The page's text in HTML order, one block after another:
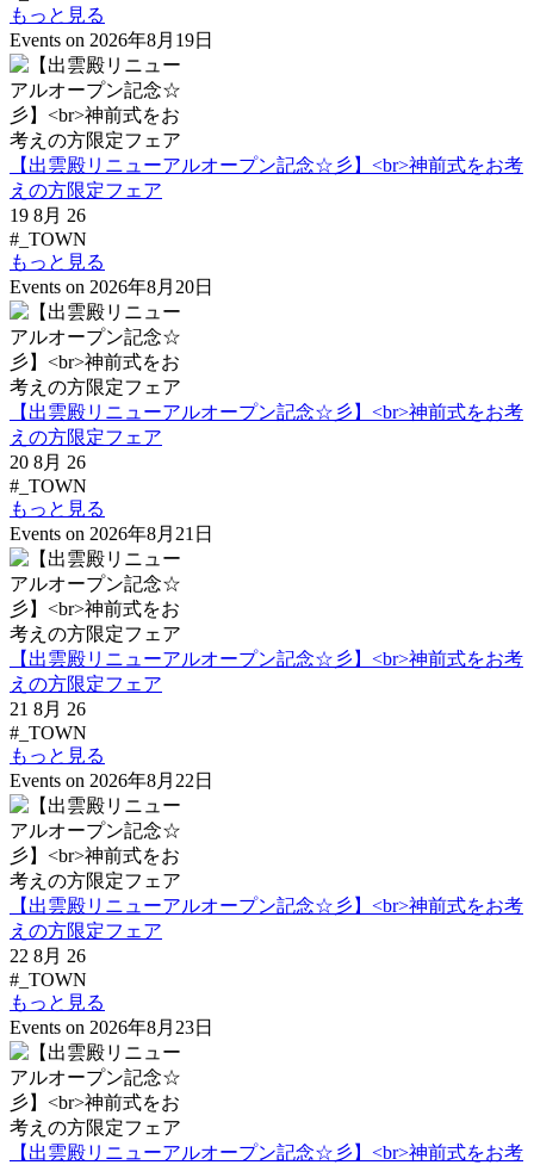
もっと見る
Events on 2026年8月19日
【出雲殿リニューアルオープン記念☆彡】<br>神前式をお考
えの方限定フェア
19 8月 26
#_TOWN
もっと見る
Events on 2026年8月20日
【出雲殿リニューアルオープン記念☆彡】<br>神前式をお考
えの方限定フェア
20 8月 26
#_TOWN
もっと見る
Events on 2026年8月21日
【出雲殿リニューアルオープン記念☆彡】<br>神前式をお考
えの方限定フェア
21 8月 26
#_TOWN
もっと見る
Events on 2026年8月22日
【出雲殿リニューアルオープン記念☆彡】<br>神前式をお考
えの方限定フェア
22 8月 26
#_TOWN
もっと見る
Events on 2026年8月23日
【出雲殿リニューアルオープン記念☆彡】<br>神前式をお考